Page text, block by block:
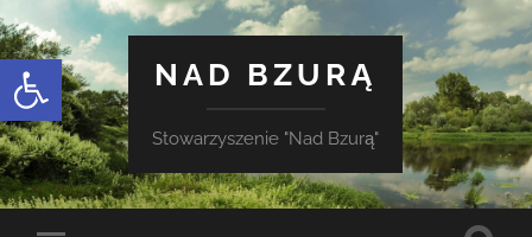
Otwórz pasek narzędzi
NAD BZURĄ
Stowarzyszenie "Nad Bzurą"